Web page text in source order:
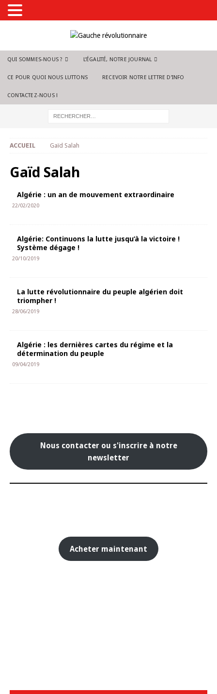
QUI SOMMES-NOUS ? L’ÉGALITÉ, NOTRE JOURNAL
CE POUR QUOI NOUS LUTTONS RECEVOIR NOTRE LETTRE D’INFO
CONTACTEZ-NOUS !
ACCUEIL Gaïd Salah
Gaïd Salah
Algérie : un an de mouvement extraordinaire
22/02/2020
Algérie: Continuons la lutte jusqu’à la victoire !
Système dégage !
20/10/2019
La lutte révolutionnaire du peuple algérien doit
triompher !
28/06/2019
Algérie : les dernières cartes du régime et la
détermination du peuple
09/04/2019
Nous contacter ou s'inscrire à notre
newsletter
Acheter maintenant